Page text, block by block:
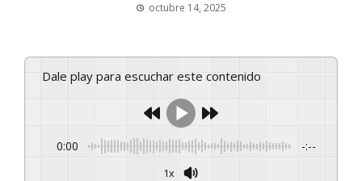
octubre 14, 2025
Dale play para escuchar este contenido
0:00 -:--
1x